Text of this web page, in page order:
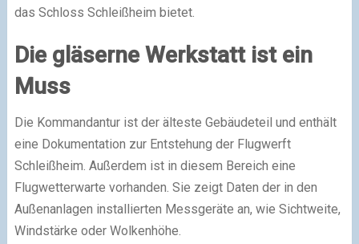
das Schloss Schleißheim bietet.
Die gläserne Werkstatt ist ein
Muss
Die Kommandantur ist der älteste Gebäudeteil und enthält
eine Dokumentation zur Entstehung der Flugwerft
Schleißheim. Außerdem ist in diesem Bereich eine
Flugwetterwarte vorhanden. Sie zeigt Daten der in den
Außenanlagen installierten Messgeräte an, wie Sichtweite,
Windstärke oder Wolkenhöhe.